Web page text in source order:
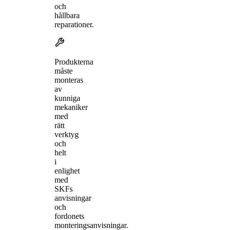
och
hållbara
reparationer.
Produkterna
måste
monteras
av
kunniga
mekaniker
med
rätt
verktyg
och
helt
i
enlighet
med
SKFs
anvisningar
och
fordonets
monteringsanvisningar.